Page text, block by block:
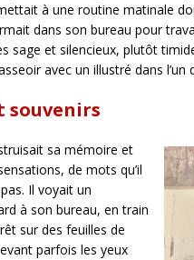
à une routine matinale
dans son bureau pour
sage et silencieux, plutôt
avec un illustré dans
souvenirs
sa mémoire et
de mots qu’il
Il voyait un
à son bureau, en train
sur des feuilles de
parfois les yeux